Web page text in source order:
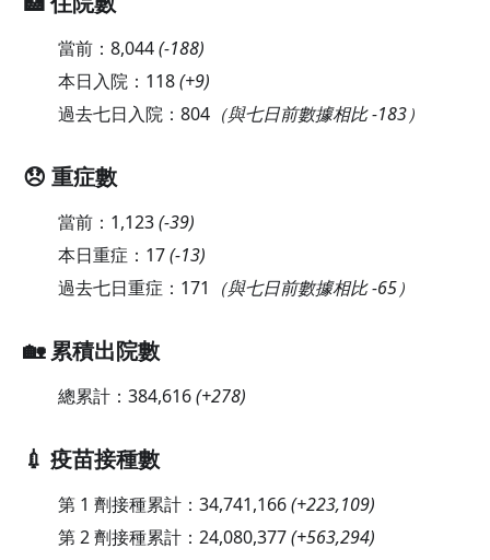
當前： 8,044(-188)
本日入院： 118(+9)
過去七日入院： 804（與七日前數據相比 -183）
😞 重症數
當前： 1,123(-39)
本日重症： 17(-13)
過去七日重症： 171 （與七日前數據相比 -65）
🏡 累積出院數
總累計： 384,616(+278)
💉 疫苗接種數
第 1 劑接種累計： 34,741,166(+223,109)
第 2 劑接種累計： 24,080,377(+563,294)